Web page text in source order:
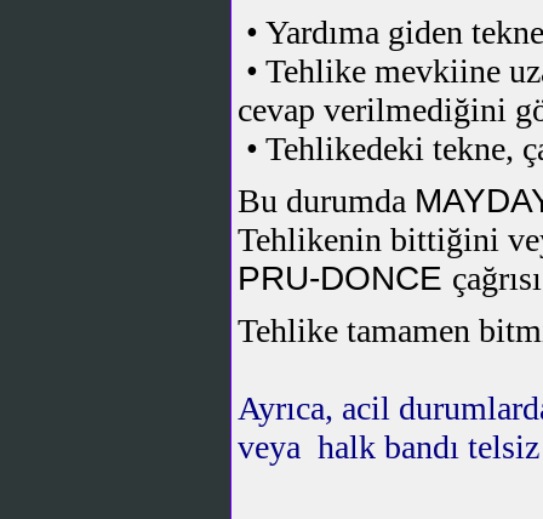
• Yardıma giden
• Tehlike mevkiine
cevap verilmediğini
• Tehlikedeki tekne,
Bu durumda
Tehlikenin bittiğini
PRU-DONCE
Tehlike tamamen
Ayrıca, acil
veya halk bandı